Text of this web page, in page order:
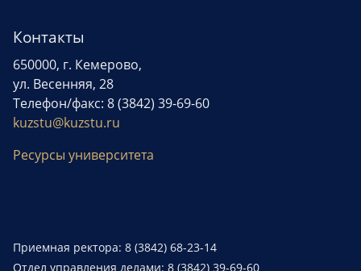
Контакты
650000, г. Кемерово,
ул. Весенняя, 28
Телефон/факс: 8 (3842) 39-69-60
kuzstu@kuzstu.ru
Ресурсы университета
Приемная ректора: 8 (3842) 68-23-14
Отдел управления делами: 8 (3842) 39-69-60